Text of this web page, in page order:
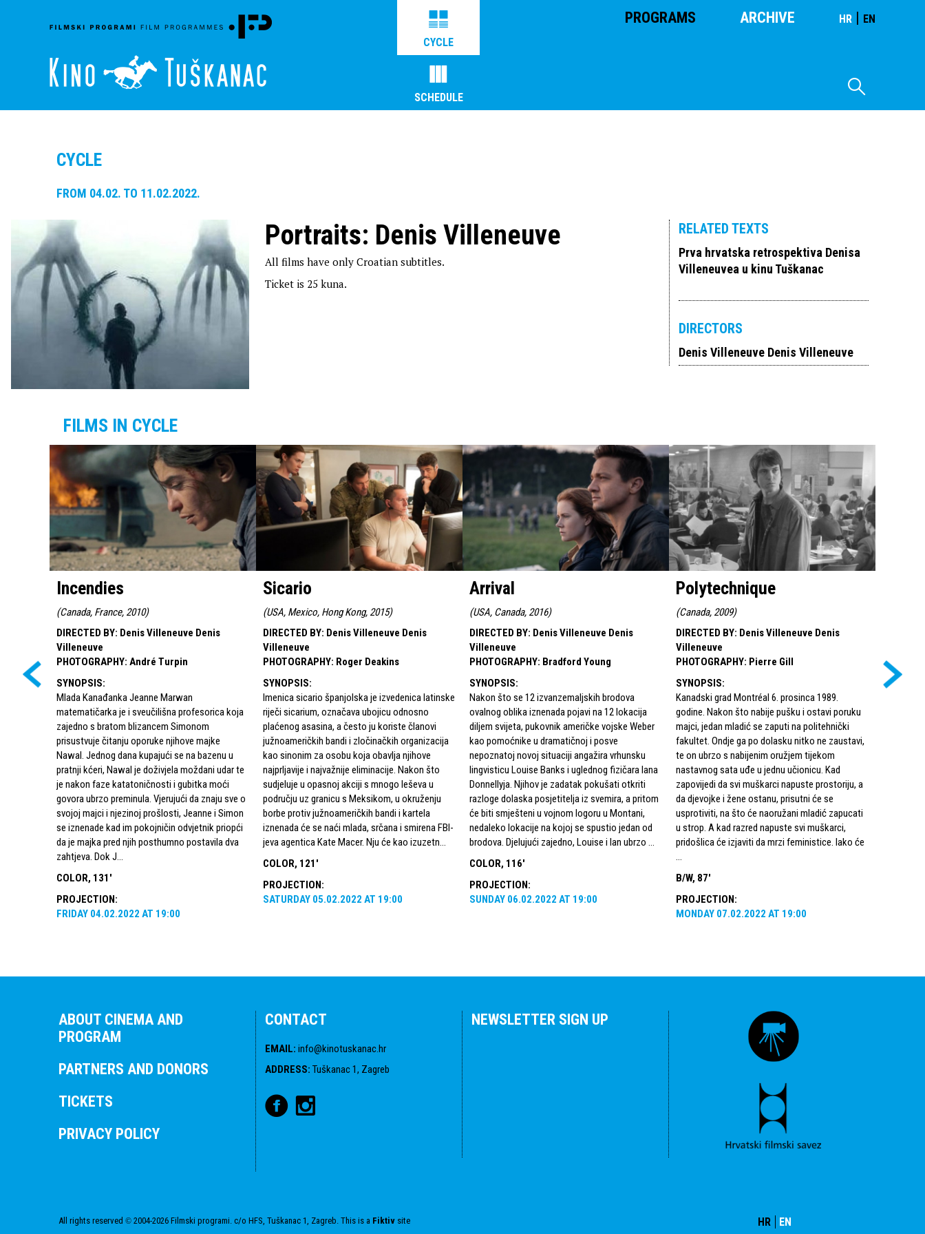
PROGRAMS ARCHIVE HR | EN
CYCLE
SCHEDULE
CYCLE
FROM 04.02. TO 11.02.2022.
Portraits: Denis Villeneuve
All films have only Croatian subtitles.
Ticket is 25 kuna.
RELATED TEXTS
Prva hrvatska retrospektiva Denisa
Villeneuvea u kinu Tuškanac
DIRECTORS
Denis Villeneuve Denis Villeneuve
FILMS IN CYCLE
Incendies
(Canada, France, 2010)
DIRECTED BY: Denis Villeneuve Denis
Villeneuve
PHOTOGRAPHY: André Turpin
SYNOPSIS:
Mlada Kanađanka Jeanne Marwan
matematičarka je i sveučilišna profesorica koja
zajedno s bratom blizancem Simonom
prisustvuje čitanju oporuke njihove majke
Nawal. Jednog dana kupajući se na bazenu u
pratnji kćeri, Nawal je doživjela moždani udar te
je nakon faze katatoničnosti i gubitka moći
govora ubrzo preminula. Vjerujući da znaju sve o
svojoj majci i njezinoj prošlosti, Jeanne i Simon
se iznenade kad im pokojničin odvjetnik priopći
da je majka pred njih posthumno postavila dva
zahtjeva. Dok J...
COLOR, 131'
PROJECTION:
FRIDAY 04.02.2022 AT 19:00
Sicario
(USA, Mexico, Hong Kong, 2015)
DIRECTED BY: Denis Villeneuve Denis
Villeneuve
PHOTOGRAPHY: Roger Deakins
SYNOPSIS:
Imenica sicario španjolska je izvedenica latinske
riječi sicarium, označava ubojicu odnosno
plaćenog asasina, a često ju koriste članovi
južnoameričkih bandi i zločinačkih organizacija
kao sinonim za osobu koja obavlja njihove
najprljavije i najvažnije eliminacije. Nakon što
sudjeluje u opasnoj akciji s mnogo leševa u
području uz granicu s Meksikom, u okruženju
borbe protiv južnoameričkih bandi i kartela
iznenada će se naći mlada, srčana i smirena FBI-
jeva agentica Kate Macer. Nju će kao izuzetn...
COLOR, 121'
PROJECTION:
SATURDAY 05.02.2022 AT 19:00
Arrival
(USA, Canada, 2016)
DIRECTED BY: Denis Villeneuve Denis
Villeneuve
PHOTOGRAPHY: Bradford Young
SYNOPSIS:
Nakon što se 12 izvanzemaljskih brodova
ovalnog oblika iznenada pojavi na 12 lokacija
diljem svijeta, pukovnik američke vojske Weber
kao pomoćnike u dramatičnoj i posve
nepoznatoj novoj situaciji angažira vrhunsku
lingvisticu Louise Banks i uglednog fizičara Iana
Donnellyja. Njihov je zadatak pokušati otkriti
razloge dolaska posjetitelja iz svemira, a pritom
će biti smješteni u vojnom logoru u Montani,
nedaleko lokacije na kojoj se spustio jedan od
brodova. Djelujući zajedno, Louise i Ian ubrzo ...
COLOR, 116'
PROJECTION:
SUNDAY 06.02.2022 AT 19:00
Polytechnique
(Canada, 2009)
DIRECTED BY: Denis Villeneuve Denis
Villeneuve
PHOTOGRAPHY: Pierre Gill
SYNOPSIS:
Kanadski grad Montréal 6. prosinca 1989.
godine. Nakon što nabije pušku i ostavi poruku
majci, jedan mladić se zaputi na politehnički
fakultet. Ondje ga po dolasku nitko ne zaustavi,
te on ubrzo s nabijenim oružjem tijekom
nastavnog sata uđe u jednu učionicu. Kad
zapovijedi da svi muškarci napuste prostoriju, a
da djevojke i žene ostanu, prisutni će se
usprotiviti, na što će naoružani mladić zapucati
u strop. A kad razred napuste svi muškarci,
pridošlica će izjaviti da mrzi feministice. Iako će
...
B/W, 87'
PROJECTION:
MONDAY 07.02.2022 AT 19:00
ABOUT CINEMA AND
PROGRAM
PARTNERS AND DONORS
TICKETS
PRIVACY POLICY
CONTACT
EMAIL: info@kinotuskanac.hr
ADDRESS: Tuškanac 1, Zagreb
NEWSLETTER SIGN UP
HR EN
All rights reserved © 2004-2026 Filmski programi. c/o HFS, Tuškanac 1, Zagreb. This is a Fiktiv site